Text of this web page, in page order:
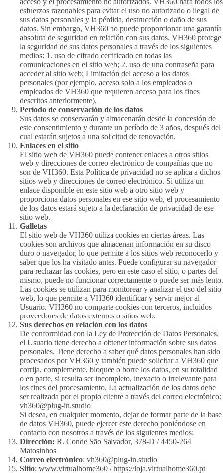
acceso y el procesamiento no autorizados. VH360 hará todos los
esfuerzos razonables para evitar el uso no autorizado o ilegal de
sus datos personales y la pérdida, destrucción o daño de sus
datos. Sin embargo, VH360 no puede proporcionar una garantía
absoluta de seguridad en relación con sus datos. VH360 protege
la seguridad de sus datos personales a través de los siguientes
medios: 1. uso de cifrado certificado en todas las
comunicaciones en el sitio web; 2. uso de una contraseña para
acceder al sitio web; Limitación del acceso a los datos
personales (por ejemplo, acceso solo a los empleados o
empleados de VH360 que requieren acceso para los fines
descritos anteriormente).
Período de conservación de los datos
Sus datos se conservarán y almacenarán desde la concesión de
este consentimiento y durante un período de 3 años, después del
cual estarán sujetos a una solicitud de renovación.
Enlaces en el sitio
El sitio web de VH360 puede contener enlaces a otros sitios
web y direcciones de correo electrónico de compañías que no
son de VH360. Esta Política de privacidad no se aplica a dichos
sitios web y direcciones de correo electrónico. Si utiliza un
enlace disponible en este sitio web a otro sitio web y
proporciona datos personales en ese sitio web, el procesamiento
de los datos estará sujeto a la declaración de privacidad de ese
sitio web.
Galletas
El sitio web de VH360 utiliza cookies en ciertas áreas. Las
cookies son archivos que almacenan información en su disco
duro o navegador, lo que permite a los sitios web reconocerlo y
saber que los ha visitado antes. Puede configurar su navegador
para rechazar las cookies, pero en este caso el sitio, o partes del
mismo, puede no funcionar correctamente o puede ser más lento.
Las cookies se utilizan para monitorear y analizar el uso del sitio
web, lo que permite a VH360 identificar y servir mejor al
Usuario. VH360 no comparte cookies con terceros, incluidos
proveedores de datos externos o sitios web.
Sus derechos en relación con los datos
De conformidad con la Ley de Protección de Datos Personales,
el Usuario tiene derecho a obtener información sobre sus datos
personales. Tiene derecho a saber qué datos personales han sido
procesados por VH360 y también puede solicitar a VH360 que
corrija, complemente, bloquee o borre los datos, en su totalidad
o en parte, si resulta ser incompleto, inexacto o irrelevante para
los fines del procesamiento. La actualización de los datos debe
ser realizada por el propio cliente a través del correo electrónico:
vh360@plug-in.studio
Si desea, en cualquier momento, dejar de formar parte de la base
de datos VH360, puede ejercer este derecho poniéndose en
contacto con nosotros a través de los siguientes medios:
Dirección: R. Conde São Salvador, 378-D / 4450-264
Matosinhos
Correo electrónico: vh360@plug-in.studio
Sitio: www.virtualhome360 / https://loja.virtualhome360.pt